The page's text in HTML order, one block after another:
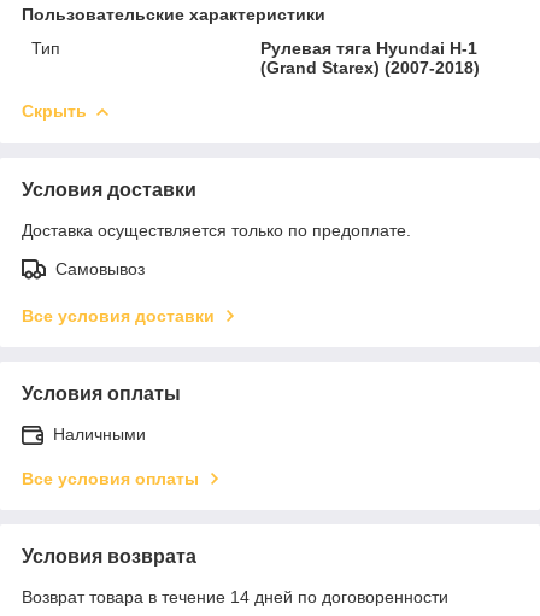
Пользовательские характеристики
Тип
Рулевая тяга Hyundai H-1
(Grand Starex) (2007-2018)
Скрыть
Условия доставки
Доставка осуществляется только по предоплате.
Самовывоз
Все условия доставки
Условия оплаты
Наличными
Все условия оплаты
Условия возврата
Возврат товара в течение 14 дней по договоренности